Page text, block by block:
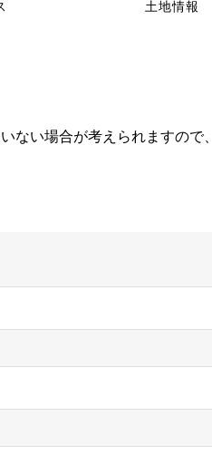
土地情報
ない場合が考えられますので、